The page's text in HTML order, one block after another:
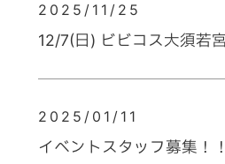
2025/11/25
12/7(日) ビビコス大須若
2025/01/11
イベントスタッフ募集！